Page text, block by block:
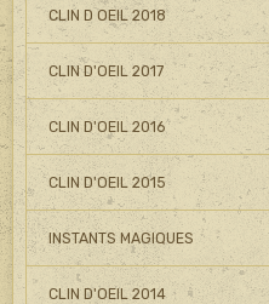
CLIN D OEIL 2018
CLIN D'OEIL 2017
CLIN D'OEIL 2016
CLIN D'OEIL 2015
INSTANTS MAGIQUES
CLIN D'OEIL 2014